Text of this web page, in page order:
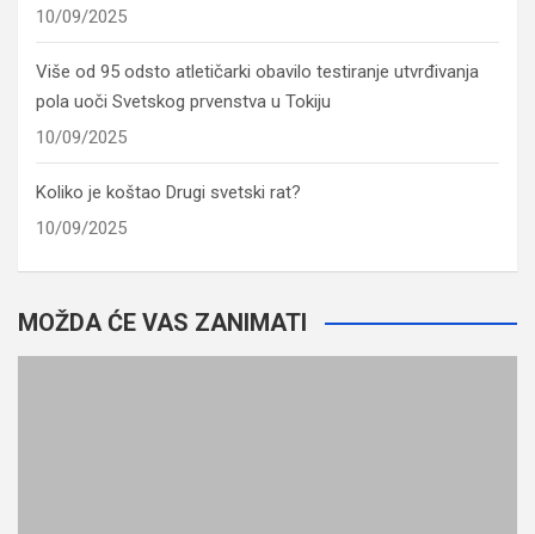
10/09/2025
Više od 95 odsto atletičarki obavilo testiranje utvrđivanja
pola uoči Svetskog prvenstva u Tokiju
10/09/2025
Koliko je koštao Drugi svetski rat?
10/09/2025
MOŽDA ĆE VAS ZANIMATI